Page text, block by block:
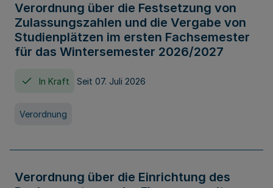
Verordnung über die Festsetzung von
Zulassungszahlen und die Vergabe von
Studienplätzen im ersten Fachsemester
für das Wintersemester 2026/2027
In Kraft Seit 07. Juli 2026
Verordnung
Verordnung über die Einrichtung des